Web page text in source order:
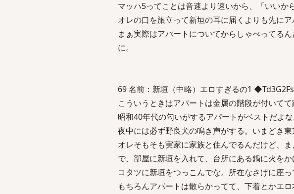
マッハ5ってことは音速より速いから、「いいか
オレの口を旅立って新垣の耳に届くよりも先にア
まぁ実際はアパートについてからしゃべってる
に。
69 名前：新垣（中略）エロすぎるの1
こういうときはアパートは金属の階段が付いて
昭和40年代の匂いがするアパートがベストだよ
夜中には必ず野良犬の鳴き声がする。いまどき
オレそもそも実家に家族と住んでるんだけど、
で、部屋に新垣を入れて、台所にある鍋に火を
コタツに新垣をつっこんでな。所在なさげに座っ
もちろんアパートは散らかってて、下着とかエ